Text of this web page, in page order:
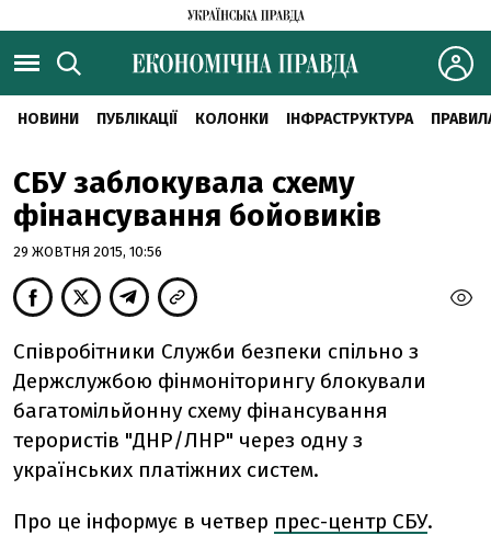
НОВИНИ ПУБЛІКАЦІЇ КОЛОНКИ ІНФРАСТРУКТУРА
СБУ заблокувала схему
фінансування бойовиків
29 ЖОВТНЯ 2015, 10:56
Співробітники Служби безпеки спільно з
Держслужбою фінмоніторингу блокували
багатомільйонну схему фінансування
терористів "ДНР/ЛНР" через одну з
українських платіжних систем.
Про це інформує в четвер прес-центр СБУ.